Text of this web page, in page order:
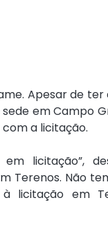
Apesar de ter
em Campo
a licitação.
licitação”,
Terenos. Não
licitação em